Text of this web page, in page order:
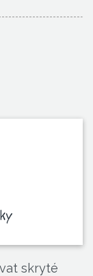
skryté